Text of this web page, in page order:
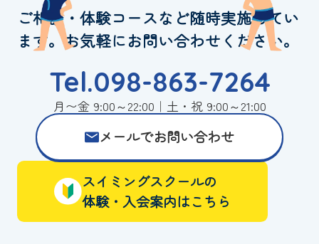
ご相談・体験コースなど随時実施してい
ます。お気軽にお問い合わせください。
Tel.098-863-7264
月〜金 9:00～22:00｜土・祝 9:00～21:00
メールでお問い合わせ
スイミングスクールの
体験・入会案内はこちら